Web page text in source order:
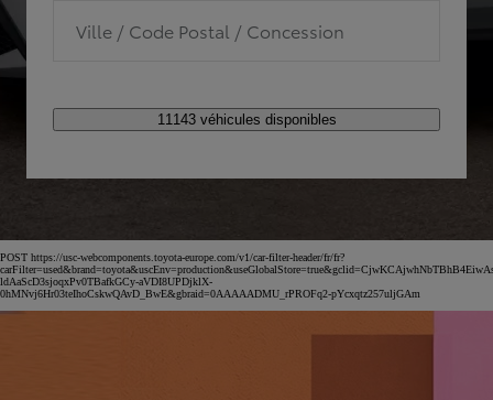
Ville / Code Postal / Concession
11143 véhicules disponibles
POST https://usc-webcomponents.toyota-europe.com/v1/car-filter-header/fr/fr?
ldAaScD3sjoqxPv0TBafkGCy-aVDI8UPDjklX-
0hMNvj6Hr03teIhoCskwQAvD_BwE&gbraid=0AAAAADMU_rPROFq2-pYcxqtz257uljGAm